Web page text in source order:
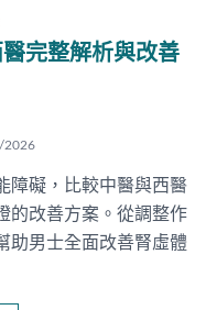
完整解析與改善
2026
障礙，比較中醫與西醫
的改善方案。從調整作
助男士全面改善腎虛體